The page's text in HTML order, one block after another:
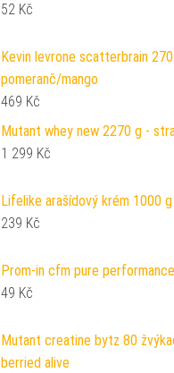
52 Kč
Kevin levrone scatterbrain
pomeranč/mango
469 Kč
Mutant whey new 2270 g -
1 299 Kč
Lifelike arašídový krém 1000 g
239 Kč
Prom-in cfm pure
49 Kč
Mutant creatine bytz 80
berried alive